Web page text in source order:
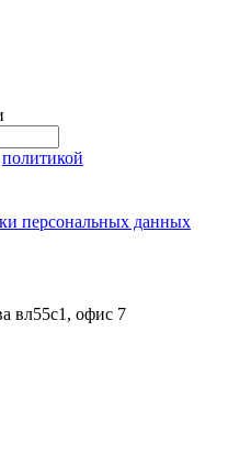
политикой
персональных данных
вл55с1, офис 7